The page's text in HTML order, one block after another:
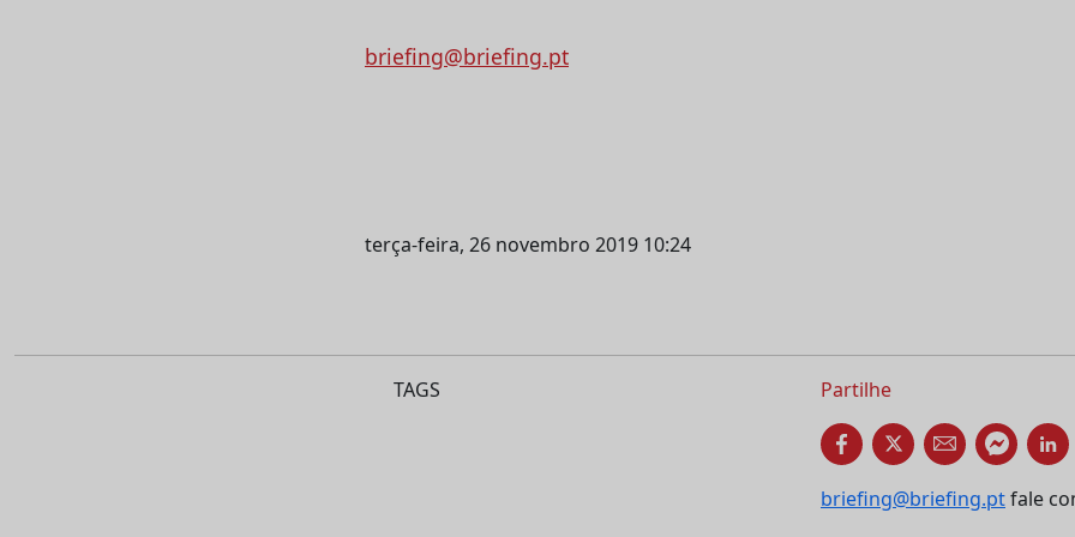
briefing@briefing.pt
terça-feira, 26 novembro 2019 10:24
TAGS Partilhe
briefing@briefing.ptfale